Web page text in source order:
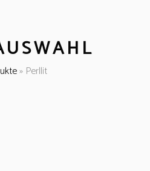
» Perllit